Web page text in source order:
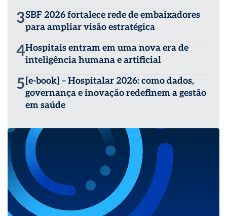
3SBF 2026 fortalece rede de embaixadores
para ampliar visão estratégica
4Hospitais entram em uma nova era de
inteligência humana e artificial
5 [e-book] – Hospitalar 2026: como dados,
governança e inovação redefinem a gestão
em saúde